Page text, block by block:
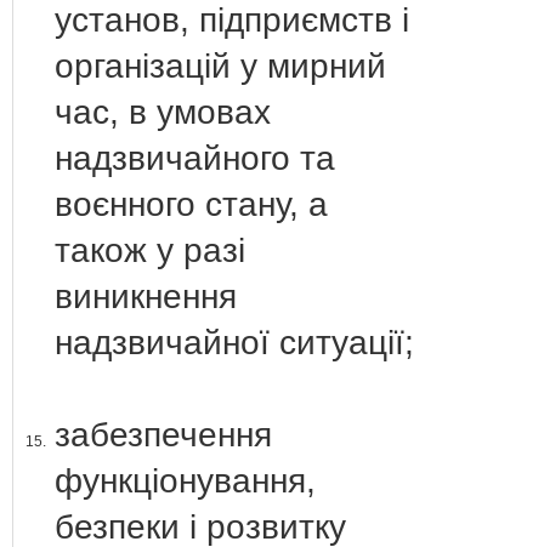
установ, підприємств і
організацій у мирний
час, в умовах
надзвичайного та
воєнного стану, а
також у разі
виникнення
надзвичайної ситуації;
15. забезпечення
функціонування,
безпеки і розвитку